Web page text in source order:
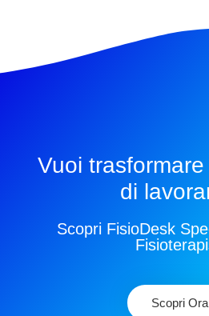
Vuoi
di
Scopri FisioDesk
Scopri Ora